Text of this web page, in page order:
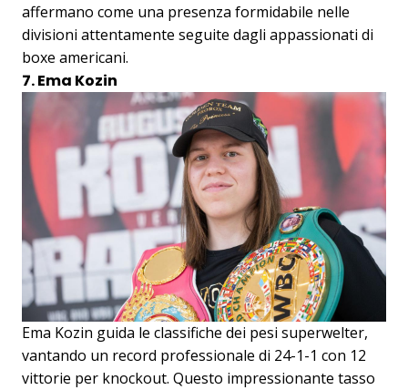
affermano come una presenza formidabile nelle
divisioni attentamente seguite dagli appassionati di
boxe americani.
7. Ema Kozin
Ema Kozin guida le classifiche dei pesi superwelter,
vantando un record professionale di 24-1-1 con 12
vittorie per knockout. Questo impressionante tasso